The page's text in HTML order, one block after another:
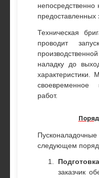
непосредственно
предоставленных
Техническая
проводит
наладку до
характеристики.
своевременное
работ.
следующем
заказчик